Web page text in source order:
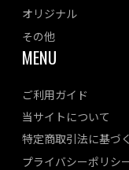
オリジナル
その他
MENU
ご利用ガイド
当サイトについて
特定商取引法に基づ
プライバシーポリシ